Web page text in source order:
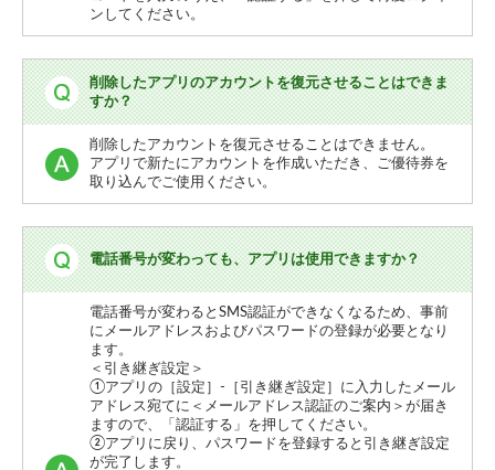
ンしてください。
削除したアプリのアカウントを復元させることはできま
すか？
削除したアカウントを復元させることはできません。
アプリで新たにアカウントを作成いただき、ご優待券を
取り込んでご使用ください。
電話番号が変わっても、アプリは使用できますか？
電話番号が変わるとSMS認証ができなくなるため、事前
にメールアドレスおよびパスワードの登録が必要となり
ます。
＜引き継ぎ設定＞
①アプリの［設定］-［引き継ぎ設定］に入力したメール
アドレス宛てに＜メールアドレス認証のご案内＞が届き
ますので、「認証する」を押してください。
②アプリに戻り、パスワードを登録すると引き継ぎ設定
が完了します。